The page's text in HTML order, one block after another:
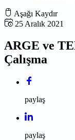
Aşağı Kaydır
25 Aralık 2021
ARGE ve
Çalışma
paylaş
paylaş